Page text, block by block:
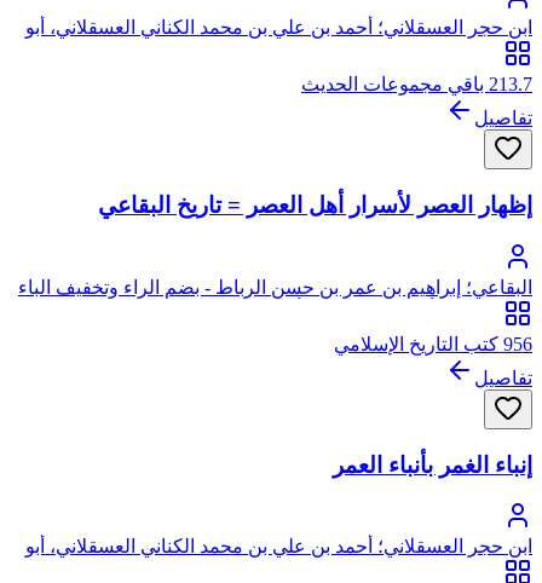
ابن حجر العسقلاني؛ أحمد بن علي بن محمد الكناني العسقلاني، أبو
الفضل، شهاب الدين، ابن حجر
213.7 باقي مجموعات الحديث
تفاصيل
إظهار العصر لأسرار أهل العصر = تاريخ البقاعي
البقاعي؛ إبراهيم بن عمر بن حسن الرباط - بضم الراء وتخفيف الباء
- بن علي بن أبي بكر البقاعي، أبو الحسن برهان الدين
956 كتب التاريخ الإسلامي
تفاصيل
إنباء الغمر بأنباء العمر
ابن حجر العسقلاني؛ أحمد بن علي بن محمد الكناني العسقلاني، أبو
الفضل، شهاب الدين، ابن حجر